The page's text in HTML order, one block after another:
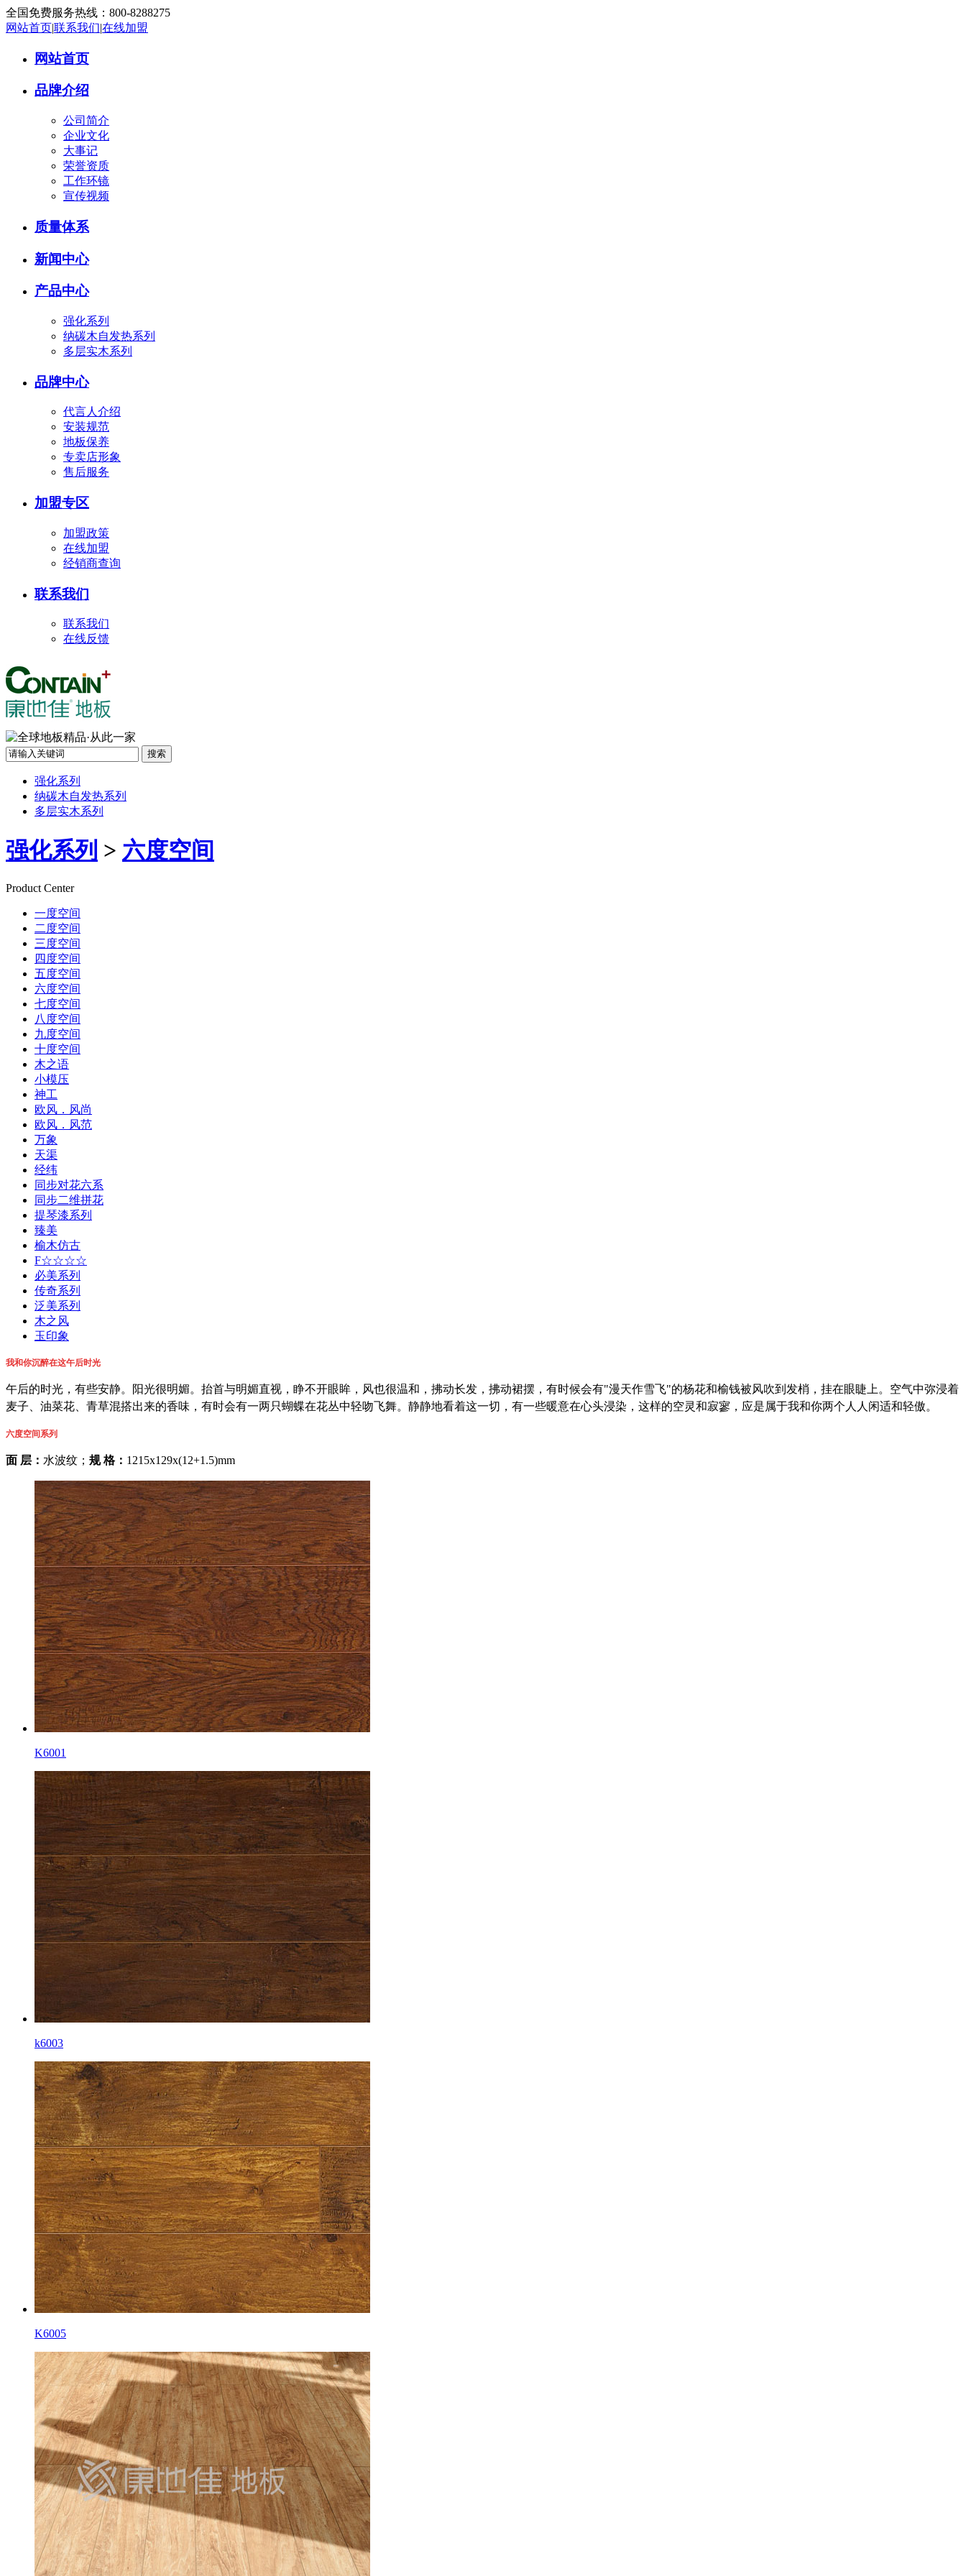
全国免费服务热线： 800-8288275
网站首页|联系我们|在线加盟
网站首页
品牌介绍
公司简介
企业文化
大事记
荣誉资质
工作环镜
宣传视频
质量体系
新闻中心
产品中心
强化系列
纳碳木自发热系列
多层实木系列
品牌中心
代言人介绍
安装规范
地板保养
专卖店形象
售后服务
加盟专区
加盟政策
在线加盟
经销商查询
联系我们
联系我们
在线反馈
强化系列
纳碳木自发热系列
多层实木系列
强化系列 > 六度空间
Product Center
一度空间
二度空间
三度空间
四度空间
五度空间
六度空间
七度空间
八度空间
九度空间
十度空间
木之语
小模压
神工
欧风．风尚
欧风．风范
万象
天渠
经纬
同步对花六系
同步二维拼花
提琴漆系列
臻美
榆木仿古
F☆☆☆☆
必美系列
传奇系列
泛美系列
木之风
玉印象
我和你沉醉在这午后时光
午后的时光，有些安静。阳光很明媚。抬首与明媚直视，睁不开眼眸，风也很温和，拂动长发，拂动裙摆，有时候会有"漫天作雪飞"的杨花和榆钱被风吹到发梢，挂在眼睫上。空气中弥浸着
麦子、油菜花、青草混搭出来的香味，有时会有一两只蝴蝶在花丛中轻吻飞舞。静静地看着这一切，有一些暖意在心头浸染，这样的空灵和寂寥，应是属于我和你两个人人闲适和轻傲。
六度空间系列
面 层： 水波纹； 规 格： 1215x129x(12+1.5)mm
K6001
k6003
K6005